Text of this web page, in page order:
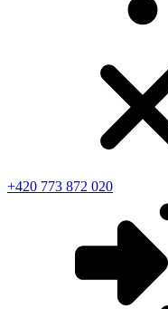
+420 773 872 020